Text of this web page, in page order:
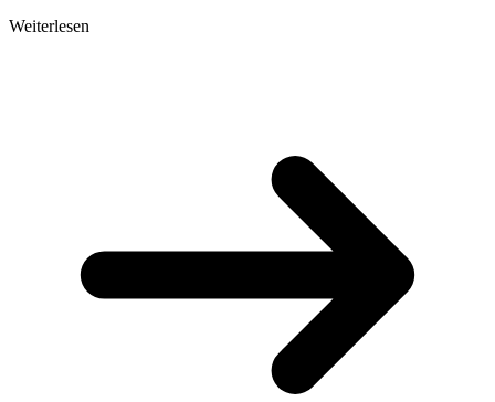
Weiterlesen